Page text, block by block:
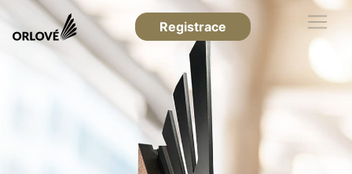
Registrace